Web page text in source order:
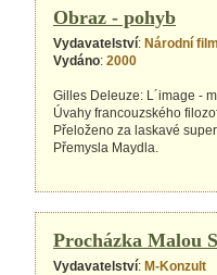
Obraz - pohyb
Vydavatelství: Národní
Vydáno: 2000
Gilles Deleuze: L´image -
Úvahy francouzského
Přeloženo za laskavé
Přemysla Maydla.
Procházka Malou
Vydavatelství: M-Konzult